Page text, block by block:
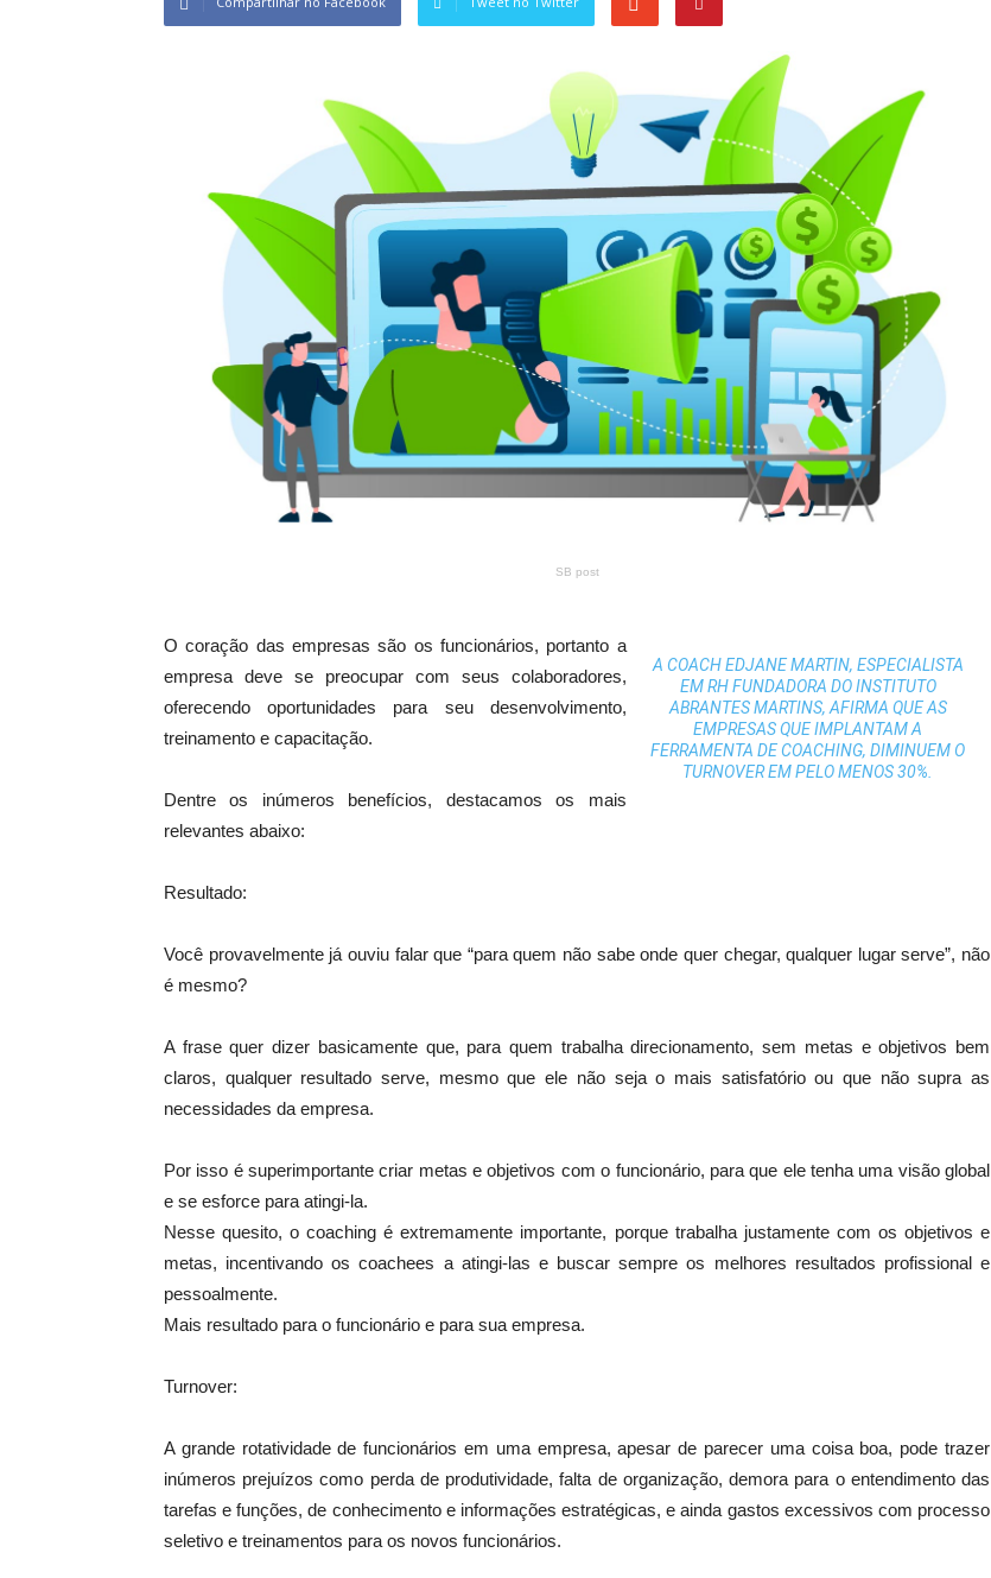
SB post
A COACH EDJANE MARTIN, ESPECIALISTA
EM RH FUNDADORA DO INSTITUTO
ABRANTES MARTINS, AFIRMA QUE AS
EMPRESAS QUE IMPLANTAM A
FERRAMENTA DE COACHING, DIMINUEM O
TURNOVER EM PELO MENOS 30%.
O coração das empresas são os funcionários, portanto a
empresa deve se preocupar com seus colaboradores,
oferecendo oportunidades para seu desenvolvimento,
treinamento e capacitação.
Dentre os inúmeros benefícios, destacamos os mais
relevantes abaixo:
Resultado:
Você provavelmente já ouviu falar que “para quem não sabe onde quer chegar, qualquer lugar serve”, não
é mesmo?
A frase quer dizer basicamente que, para quem trabalha direcionamento, sem metas e objetivos bem
claros, qualquer resultado serve, mesmo que ele não seja o mais satisfatório ou que não supra as
necessidades da empresa.
Por isso é superimportante criar metas e objetivos com o funcionário, para que ele tenha uma visão global
e se esforce para atingi-la.
Nesse quesito, o coaching é extremamente importante, porque trabalha justamente com os objetivos e
metas, incentivando os coachees a atingi-las e buscar sempre os melhores resultados profissional e
pessoalmente.
Mais resultado para o funcionário e para sua empresa.
Turnover:
A grande rotatividade de funcionários em uma empresa, apesar de parecer uma coisa boa, pode trazer
inúmeros prejuízos como perda de produtividade, falta de organização, demora para o entendimento das
tarefas e funções, de conhecimento e informações estratégicas, e ainda gastos excessivos com processo
seletivo e treinamentos para os novos funcionários.